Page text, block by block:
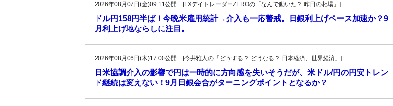
2026年08月07日(金)09:11公開 [FXデイトレーダーZEROの「なんで動いた？ 昨日の相場」]
ドル円158円半ば！今晩米雇用統計→介入も一応警戒。日銀利上げペース加速か？9
月利上げ地ならしに注目。
2026年08月06日(木)17:00公開 [今井雅人の「どうする？ どうなる？ 日本経済、世界経済」]
日米協調介入の影響で円は一時的に方向感を失いそうだが、米ドル/円の円安トレン
ド継続は変えない！9月日銀会合がターニングポイントとなるか？